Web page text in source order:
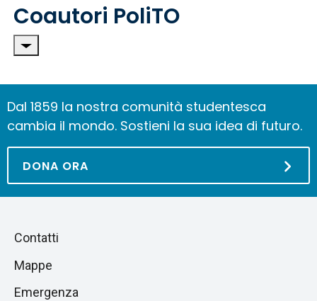
Coautori PoliTO
Dal 1859 la nostra comunità studentesca
cambia il mondo. Sostieni la sua idea di futuro.
DONA ORA
Salta
sezione
Piè
di
pagina
Contatti
Mappe
Emergenza